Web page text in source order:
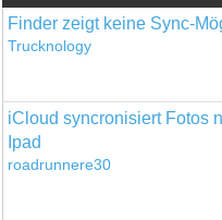
Finder zeigt keine Sync-
Trucknology
iCloud syncronisiert Fotos
Ipad
roadrunnere30